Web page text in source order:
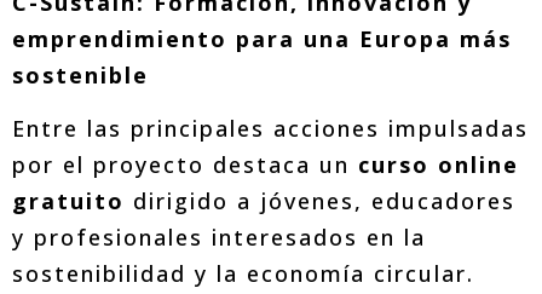
emprendimiento para una Europa más
sostenible
Entre las principales acciones impulsadas
por el proyecto destaca un curso online
gratuito dirigido a jóvenes, educadores
y profesionales interesados en la
sostenibilidad y la economía circular.